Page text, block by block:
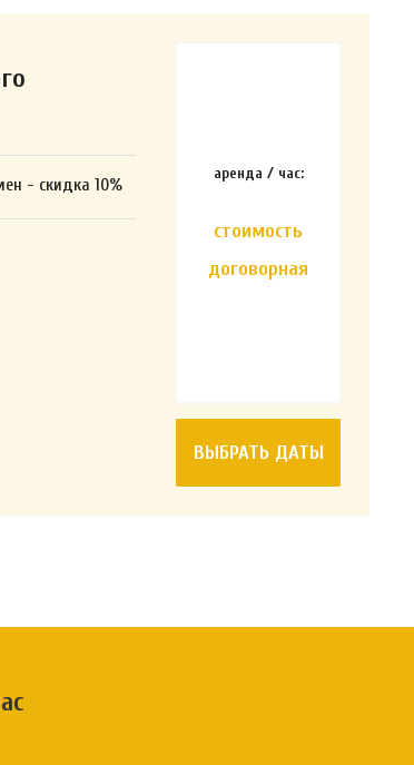
- скидка 10%
аренда / час:
стоимость
договорная
ВЫБРАТЬ ДАТЫ